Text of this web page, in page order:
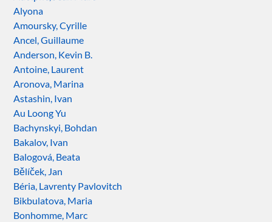
Alyona
Amoursky, Cyrille
Ancel, Guillaume
Anderson, Kevin B.
Antoine, Laurent
Aronova, Marina
Astashin, Ivan
Au Loong Yu
Bachynskyi, Bohdan
Bakalov, Ivan
Balogová, Beata
Bělíček, Jan
Béria, Lavrenty Pavlovitch
Bikbulatova, Maria
Bonhomme, Marc